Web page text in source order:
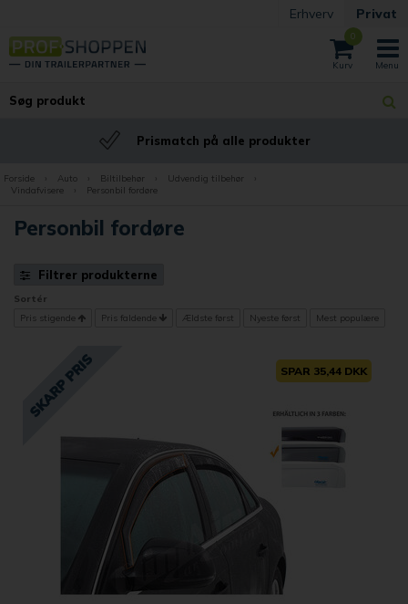
Erhverv Privat
0
BILLIG fragt
Fast billig fragt
Forside Auto Biltilbehør Udvendig tilbehør
Vindafvisere
Personbil fordøre
Personbil fordøre
Filtrer produkterne
Sortér
Pris stigende
Pris faldende Ældste først Nyeste først Mest populære
SPAR 35,44 DKK